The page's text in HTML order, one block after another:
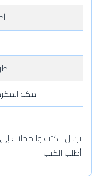
مكة
يرسل الكتب والمجلات
أطلب الكتب